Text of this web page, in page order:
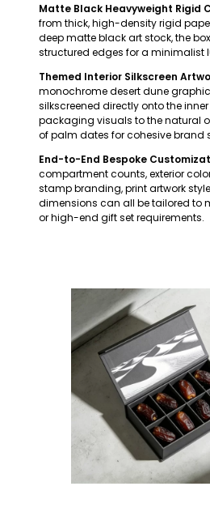
Matte Black Heavyweight Rigid
from thick, high-density rigid
deep matte black art stock, the
structured edges for a minimalist
Themed Interior Silkscreen
monochrome desert dune
silkscreened directly onto the
packaging visuals to the natural
of palm dates for cohesive brand
End-to-End Bespoke
compartment counts, exterior
stamp branding, print artwork
dimensions can all be tailored to
or high-end gift set requirements.